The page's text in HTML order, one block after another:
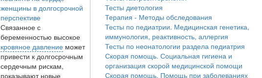
женщины в долгосрочной
перспективе
Связанное с
беременностью высокое
кровяное давление может
привести к долгосрочным
сердечным рискам,
показывают новые
Тесты диетология
Терапия - Методы обследования
Тесты по педиатрии. Медицинская генетика,
иммунология, реактивность, аллергия
Тесты по неонатологии раздела педиатрия
Скорая помощь. Социальная гигиена и
организация скорой медицинской помощи
Скорая помощь. Помощь при заболеваниях